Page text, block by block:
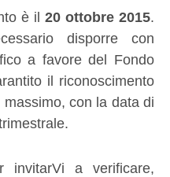
è il 20 ottobre 2015.
disporre con
a favore del Fondo
il riconoscimento
con la data di
invitarVi a verificare,